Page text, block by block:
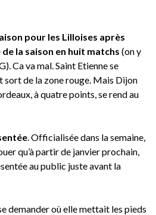
pour les Lilloises après
la saison en huit matchs (on y
Ca va mal. Saint Etienne se
sort de la zone rouge. Mais Dijon
à quatre points, se rend au
. Officialisée dans la semaine,
qu’à partir de janvier prochain,
au public juste avant la
demander où elle mettait les pieds